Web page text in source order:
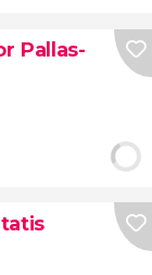
Pallas-